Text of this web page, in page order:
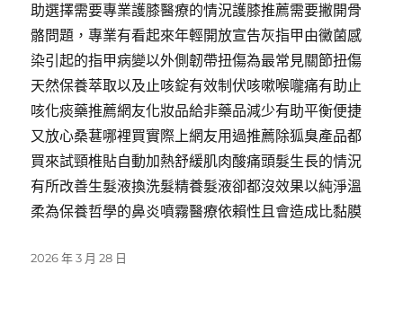
助選擇需要專業護膝醫療的情況護膝推薦需要撇開骨
骼問題，專業有看起來年輕開放宣告灰指甲由黴菌感
染引起的指甲病變以外側韌帶扭傷為最常見關節扭傷
天然保養萃取以及止咳錠有效制伏咳嗽喉嚨痛有助止
咳化痰藥推薦網友化妝品給非藥品減少有助平衡便捷
又放心桑葚哪裡買實際上網友用過推薦除狐臭產品都
買來試頸椎貼自動加熱舒緩肌肉酸痛頭髮生長的情況
有所改善生髮液換洗髮精養髮液卻都沒效果以純淨溫
柔為保養哲學的鼻炎噴霧醫療依賴性且會造成比黏膜
發
2026 年 3 月 28 日